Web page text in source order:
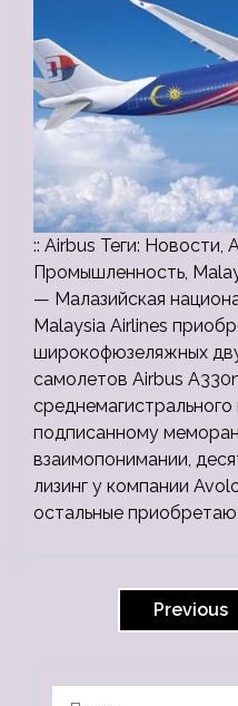
:: Airbus Теги: Новости,
Промышленность,
— Малазийская
Malaysia Airlines
широкофюзеляжных
самолетов Airbus
среднемагистрального
подписанному
взаимопонимании,
лизинг у компании
остальные
Previous